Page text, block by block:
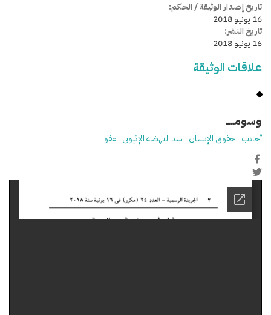
تاريخ إصدار الوثيقة / الحكم:
16 يونيو 2018
تاريخ النشر:
16 يونيو 2018
علاقات الوثيقة
وسومـــــ
أجانب حقوق الإنسان سد النهضة الإثيوبي عفو